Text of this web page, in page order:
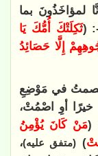
لمؤاخَذُونَ بما
: (ثَكِلَتْكَ أُمُّكَ يَا
إِلَّا حَصَائِدُ
في مَوْضِعِ
خيرًا أوِ اصْمُتْ،
(مَنْ كَانَ يُؤْمِنُ
) (متفق عليه)،